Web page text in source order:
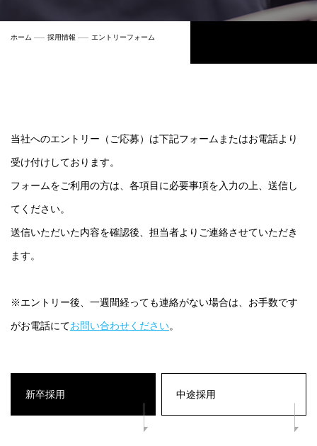
ホーム 採用情報 エントリーフォーム
当社へのエントリー（ご応募）は下記フォームまたはお電話より
受け付けしております。
フォームをご利用の方は、各項目に必要事項を入力の上、送信し
てください。
送信いただいた内容を確認後、担当者よりご連絡させていただき
ます。
※エントリー後、一週間経っても連絡がない場合は、お手数です
がお電話にてお問い合わせください。
新卒採用 中途採用